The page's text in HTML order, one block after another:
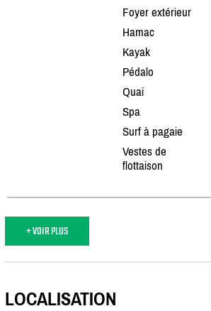
Foyer extérieur
Hamac
Kayak
Pédalo
Quai
Spa
Surf à pagaie
Vestes de
flottaison
+ VOIR PLUS
LOCALISATION